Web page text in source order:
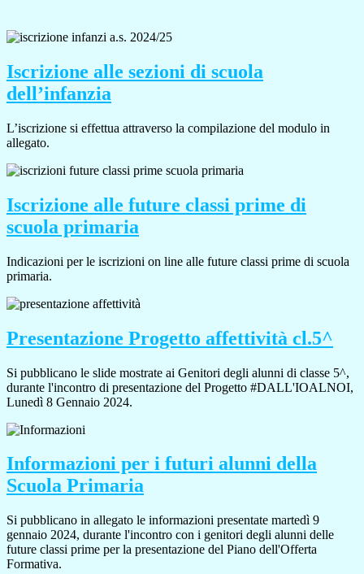
Iscrizione alle sezioni di scuola
dell’infanzia
L’iscrizione si effettua attraverso la compilazione del modulo in
allegato.
Iscrizione alle future classi prime di
scuola primaria
Indicazioni per le iscrizioni on line alle future classi prime di scuola
primaria.
Presentazione Progetto affettività cl.5^
Si pubblicano le slide mostrate ai Genitori degli alunni di classe 5^,
durante l'incontro di presentazione del Progetto #DALL'IOALNOI,
Lunedì 8 Gennaio 2024.
Informazioni per i futuri alunni della
Scuola Primaria
Si pubblicano in allegato le informazioni presentate martedì 9
gennaio 2024, durante l'incontro con i genitori degli alunni delle
future classi prime per la presentazione del Piano dell'Offerta
Formativa.